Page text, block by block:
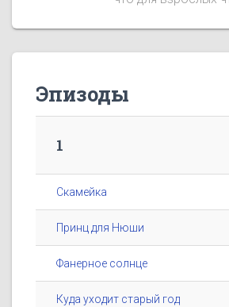
Эпизоды
1
Скамейка
Принц для Нюши
Фанерное солнце
Куда уходит старый год